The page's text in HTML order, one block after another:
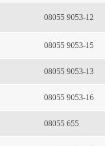
08055 9053-12
08055 9053-15
08055 9053-13
08055 9053-16
08055 655